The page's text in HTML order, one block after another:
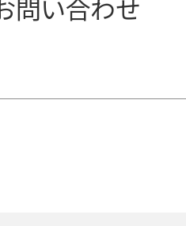
問い合わせ